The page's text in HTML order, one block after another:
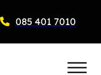
085 401 7010